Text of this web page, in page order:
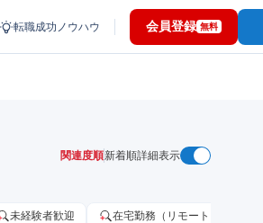
転職成功ノウハウ 会員登録 無料
関連度順新着順詳細表示
未経験者歓迎 在宅勤務（リモートワーク）OK